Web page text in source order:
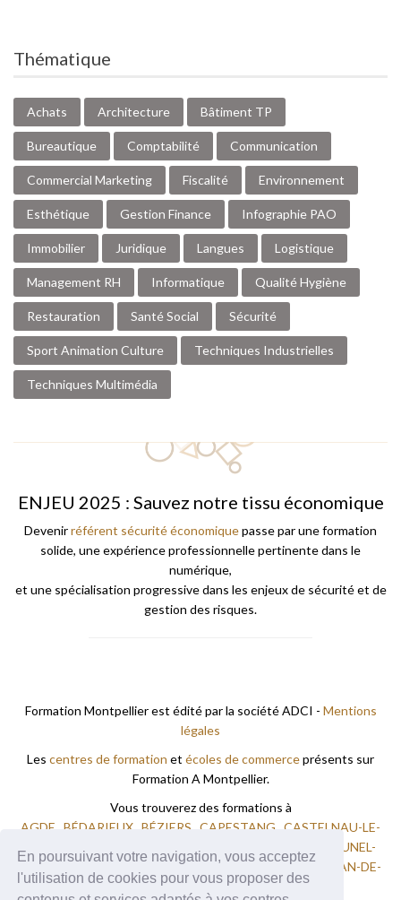
En poursuivant votre navigation, vous acceptez
l'utilisation de cookies pour vous proposer des
Thématique
Achats Architecture Bâtiment TP
Bureautique Comptabilité Communication
Commercial Marketing Fiscalité Environnement
Esthétique Gestion Finance Infographie PAO
Immobilier Juridique Langues Logistique
Management RH Informatique Qualité Hygiène
Restauration Santé Social Sécurité
Sport Animation Culture Techniques Industrielles
Techniques Multimédia
ENJEU 2025 : Sauvez notre tissu économique
Devenirréférent sécurité économiquepasse par une formation
solide, une expérience professionnelle pertinente dans le
numérique,
et une spécialisation progressive dans les enjeux de sécurité et de
gestion des risques.
Formation Montpellier est édité par la société ADCI - Mentions
légales
Les centres de formation et écoles de commerceprésents sur
Formation A Montpellier.
Vous trouverez des formations à
AGDE BÉDARIEUX BÉZIERS CAPESTANG CASTELNAU-LE-
LUNEL-
VIEL MAUGUIO MONTPELLIER PÉZENAS SAINT-JEAN-DE-
VEDAS SAINT-PONS-DE-THOMIÈRES VENDRES